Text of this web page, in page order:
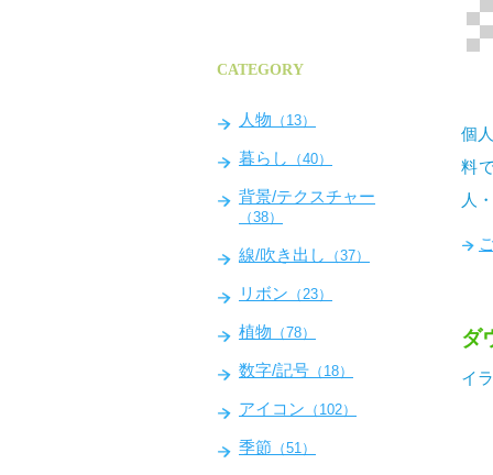
個
料
人
ダ
イ
CATEGORY
人物 （13）
暮らし （40）
背景/テクスチャー
（38）
線/吹き出し （37）
リボン （23）
植物 （78）
数字/記号 （18）
アイコン （102）
季節 （51）